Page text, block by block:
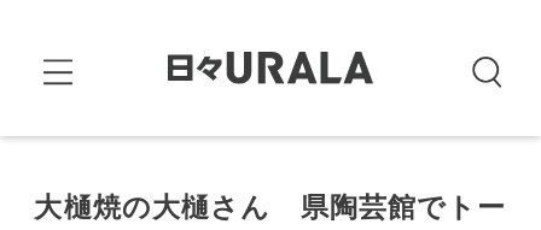
大樋焼の大樋さん 県陶芸館でトー